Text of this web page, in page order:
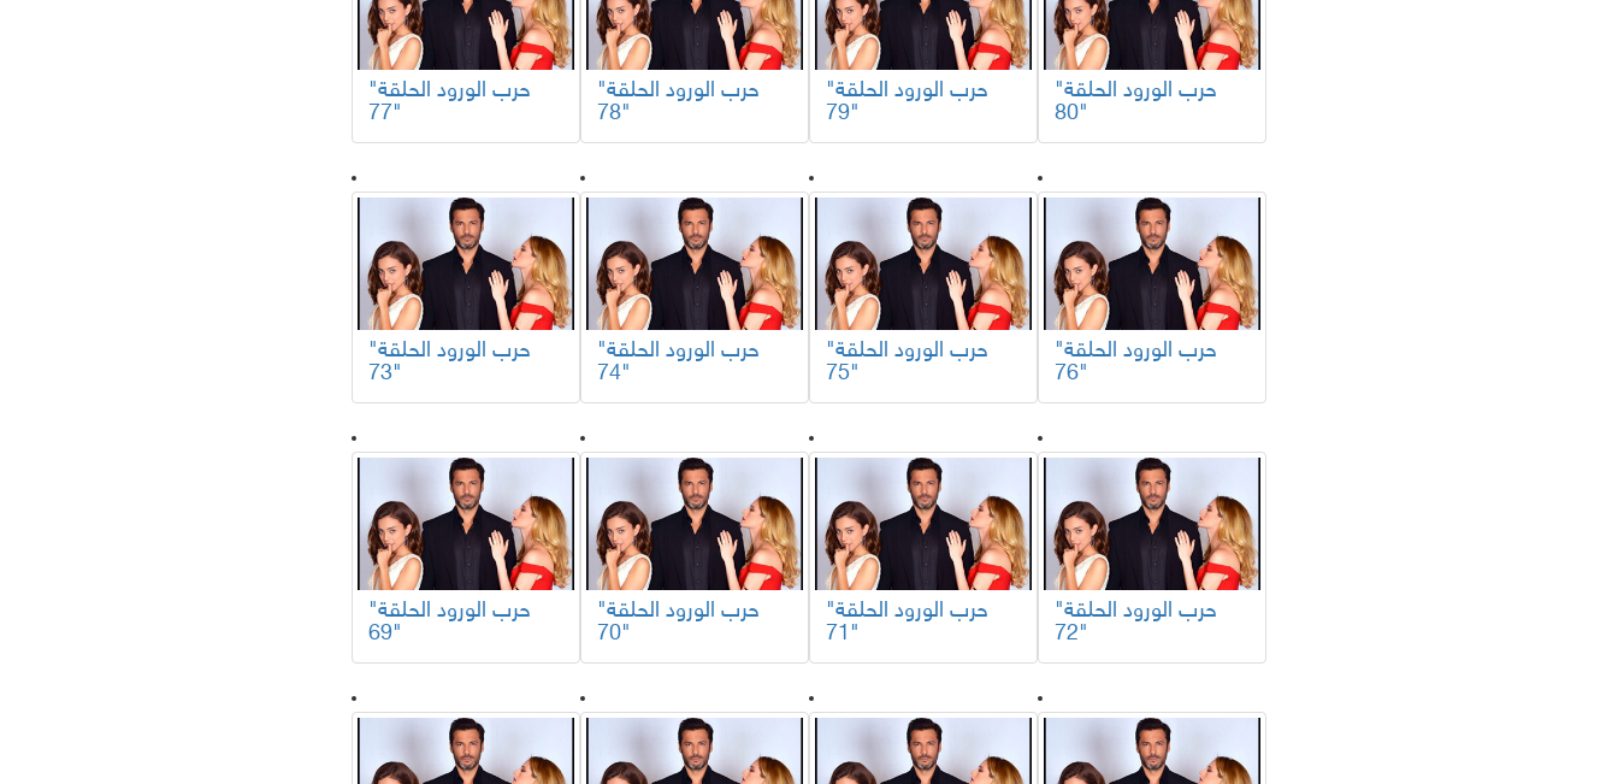
"حرب الورود الحلقة
80"
"حرب الورود الحلقة
79"
"حرب الورود الحلقة
78"
"حرب الورود الحلقة
77"
"حرب الورود الحلقة
76"
"حرب الورود الحلقة
75"
"حرب الورود الحلقة
74"
"حرب الورود الحلقة
73"
"حرب الورود الحلقة
72"
"حرب الورود الحلقة
71"
"حرب الورود الحلقة
70"
"حرب الورود الحلقة
69"